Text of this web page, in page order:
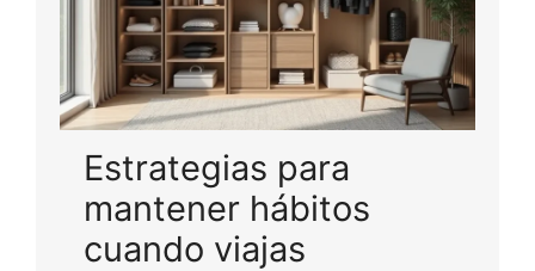
Estrategias para
mantener hábitos
cuando viajas